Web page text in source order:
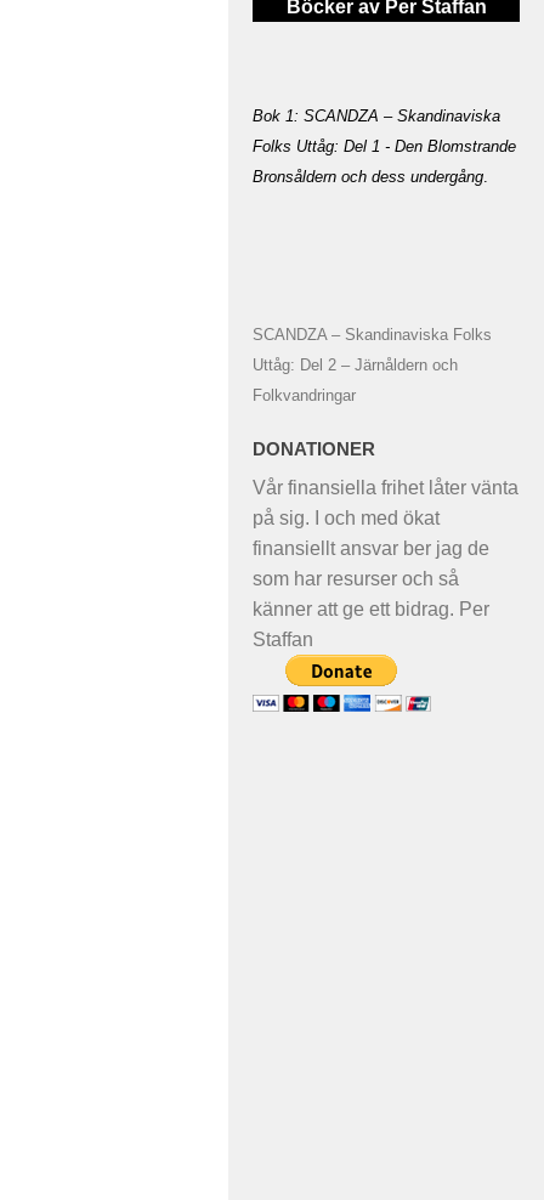
Böcker av Per Staffan
Bok 1: SCANDZA – Skandinaviska
Folks Uttåg: Del 1 - Den Blomstrande
Bronsåldern och dess undergång.
SCANDZA – Skandinaviska Folks
Uttåg: Del 2 – Järnåldern och
Folkvandringar
DONATIONER
Vår finansiella frihet låter vänta
på sig. I och med ökat
finansiellt ansvar ber jag de
som har resurser och så
känner att ge ett bidrag. Per
Staffan